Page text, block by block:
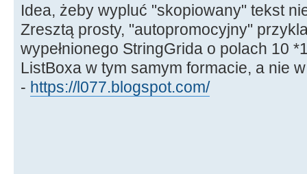
Idea, żeby wypluć "skopiowany" tekst
Zresztą prosty, "autopromocyjny"
wypełnionego StringGrida o polach 10
ListBoxa w tym samym formacie, a nie
- https://l077.blogspot.com/